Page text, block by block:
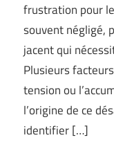
frustration pour
souvent négligé,
jacent qui
Plusieurs
tension ou
l’origine de ce
identifier […]